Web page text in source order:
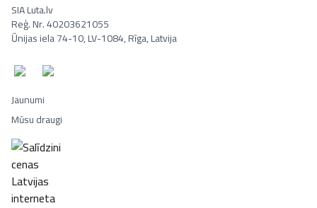
SIA Luta.lv
Reģ. Nr. 40203621055
Ūnijas iela 74-10, LV-1084, Rīga, Latvija
Jaunumi
Mūsu draugi